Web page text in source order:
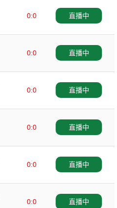
0:0
直播中
0:0
直播中
0:0
直播中
0:0
直播中
0:0
直播中
0:0
直播中